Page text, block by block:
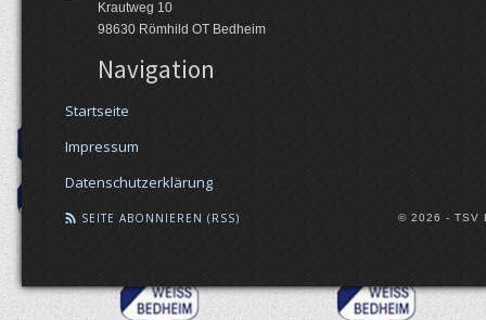
Krautweg 10
98630 Römhild OT Bedheim
Navigation
Startseite
Impressum
Datenschutzerklärung
SEITE ABONNIEREN (RSS) © 2026 - TSV